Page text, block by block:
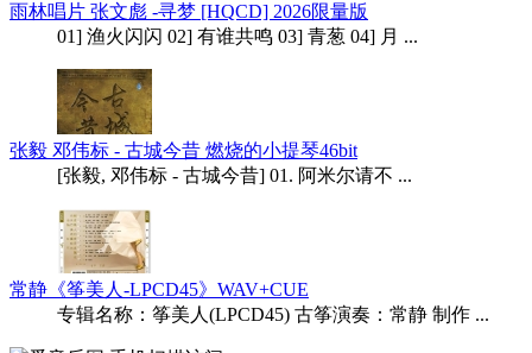
雨林唱片 张文彪 -寻梦 [HQCD] 2026限量版
01] 渔火闪闪 02] 有谁共鸣 03] 青葱 04] 月 ...
张毅 邓伟标 - 古城今昔 燃烧的小提琴46bit
[张毅, 邓伟标 - 古城今昔] 01. 阿米尔请不 ...
常静《筝美人-LPCD45》WAV+CUE
专辑名称：筝美人(LPCD45) 古筝演奏：常静 制作 ...